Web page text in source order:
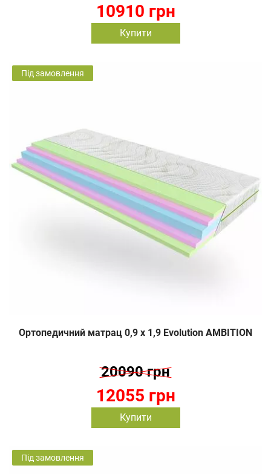
10910 грн
Купити
Під замовлення
Ортопедичний матрац 0,9 х 1,9 Evolution AMBITION
12055 грн
20090 грн
Купити
Під замовлення